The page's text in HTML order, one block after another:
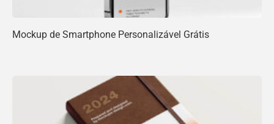
Mockup de Smartphone Personalizável Grátis